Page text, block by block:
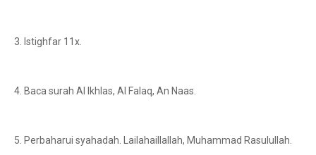
3. Istighfar 11x.
4. Baca surah Al Ikhlas, Al Falaq, An Naas.
5. Perbaharui syahadah. Lailahaillallah, Muhammad Rasulullah.